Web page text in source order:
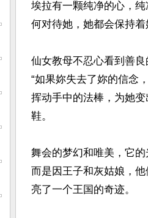
埃拉有一颗纯净的心，
何对待她，她都会保持
仙女教母不忍心看到善
“如果妳失去了妳的信念
挥动手中的法棒，为她
鞋。
舞会的梦幻和唯美，它
而是因王子和灰姑娘，
亮了一个王国的奇迹。